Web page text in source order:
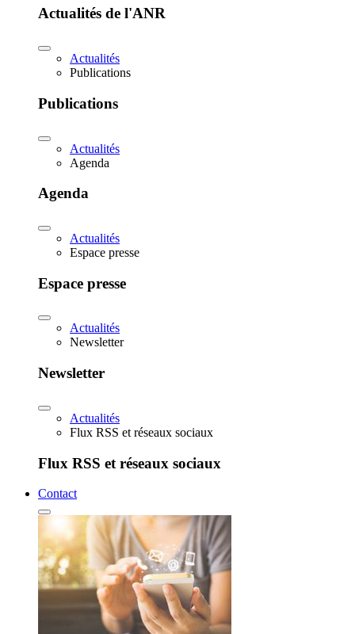
Actualités de l'ANR
Actualités
Publications
Publications
Actualités
Agenda
Agenda
Actualités
Espace presse
Espace presse
Actualités
Newsletter
Newsletter
Actualités
Flux RSS et réseaux sociaux
Flux RSS et réseaux sociaux
Contact